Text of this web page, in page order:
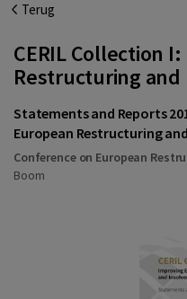
Terug
CERIL Collection
Restructuring
Statements and Reports
European Restructuring
Conference on European
Boom